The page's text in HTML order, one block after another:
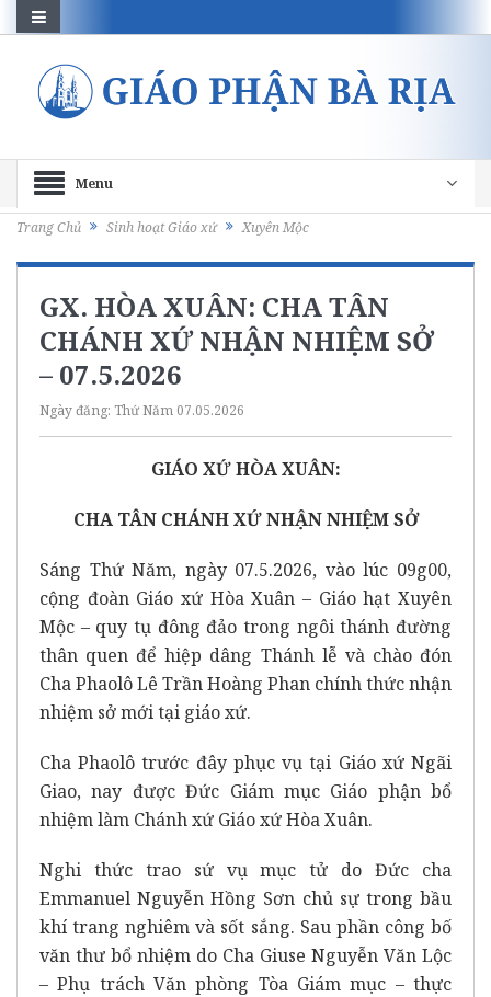
Menu
Trang Chủ Sinh hoạt Giáo xứ Xuyên Mộc
GX. HÒA XUÂN: CHA TÂN
CHÁNH XỨ NHẬN NHIỆM SỞ
– 07.5.2026
Ngày đăng: Thứ Năm 07.05.2026
GIÁO XỨ HÒA XUÂN:
CHA TÂN CHÁNH XỨ NHẬN NHIỆM SỞ
Sáng Thứ Năm, ngày 07.5.2026, vào lúc 09g00,
cộng đoàn Giáo xứ Hòa Xuân – Giáo hạt Xuyên
Mộc – quy tụ đông đảo trong ngôi thánh đường
thân quen để hiệp dâng Thánh lễ và chào đón
Cha Phaolô Lê Trần Hoàng Phan chính thức nhận
nhiệm sở mới tại giáo xứ.
Cha Phaolô trước đây phục vụ tại Giáo xứ Ngãi
Giao, nay được Đức Giám mục Giáo phận bổ
nhiệm làm Chánh xứ Giáo xứ Hòa Xuân.
Nghi thức trao sứ vụ mục tử do Đức cha
Emmanuel Nguyễn Hồng Sơn chủ sự trong bầu
khí trang nghiêm và sốt sắng. Sau phần công bố
văn thư bổ nhiệm do Cha Giuse Nguyễn Văn Lộc
– Phụ trách Văn phòng Tòa Giám mục – thực